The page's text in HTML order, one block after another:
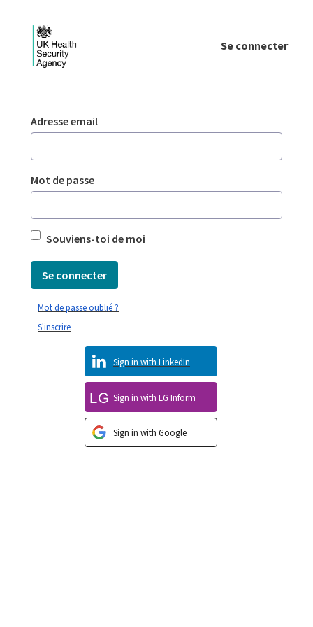
Se connecter
Authentification
Adresse email
Mot de passe
Souviens-toi de moi
Se connecter
Sign in with Google
Sign in with LG Inform
Sign in with LinkedIn
S'inscrire
Mot de passe oublié ?